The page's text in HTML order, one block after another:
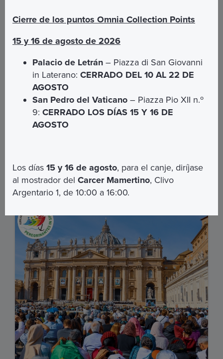
La Belleza de la Fe: del Corazón de
San Pedro a los Museos Vaticanos
Un itinerario ideal para quienes buscan una
€ 65,00
MÁS INFORMACIÓN
Cierre de los puntos Omnia Collection Points
15 y 16 de agosto de 2026
Palacio de Letrán – Piazza di San Giovanni
in Laterano:CERRADO DEL 10 AL 22 DE
AGOSTO
San Pedro del Vaticano – Piazza Pio XII n.º
9:CERRADO LOS DÍAS 15 Y 16 DE
AGOSTO
Los días15 y 16 de agosto, para el canje, diríjase
al mostrador delCarcer Mamertino, Clivo
Argentario 1, de 10:00 a 16:00.